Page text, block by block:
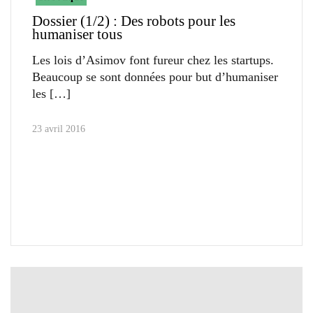
Dossier (1/2) : Des robots pour les
humaniser tous
Les lois d’Asimov font fureur chez les startups.
Beaucoup se sont données pour but d’humaniser
les
23 avril 2016